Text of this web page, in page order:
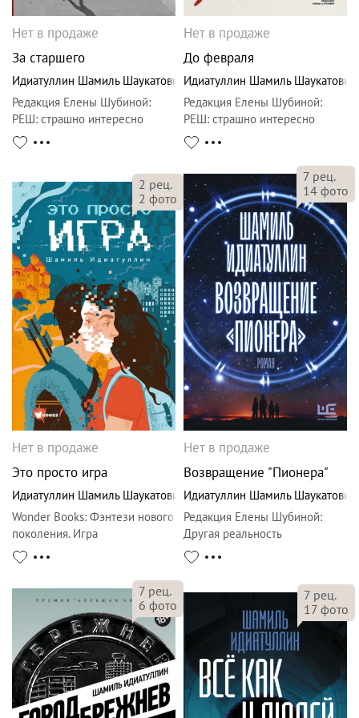
Нет в продаже
За старшего
Идиатуллин Шамиль Шаукатович
Редакция Елены Шубиной:
РЕШ: страшно интересно
Нет в продаже
До февраля
Идиатуллин Шамиль Шаукатович
Редакция Елены Шубиной:
РЕШ: страшно интересно
2 рец.
2 фото
Нет в продаже
Это просто игра
Идиатуллин Шамиль Шаукатович
Wonder Books: Фэнтези нового
поколения. Игра
7 рец.
14 фото
Нет в продаже
Возвращение "Пионера"
Идиатуллин Шамиль Шаукатович
Редакция Елены Шубиной:
Другая реальность
7 рец.
6 фото
7 рец.
17 фото